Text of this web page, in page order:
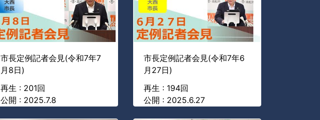
市長定例記者会見(令和7年7
月8日)
再生 : 201回
公開 : 2025.7.8
市長定例記者会見(令和7年6
月27日)
再生 : 194回
公開 : 2025.6.27